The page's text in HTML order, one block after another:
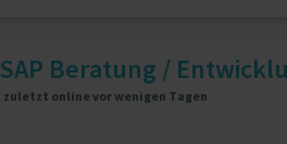
SAP Beratung /
zuletzt online vor wenigen Tagen